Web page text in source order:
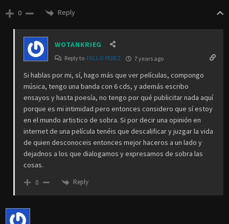
0 Reply
WOTANKRIEG
Reply to FALLO PEREZ 7 years ago
Si hablas por mi, sí, hago más que ver películas, compongo
música, tengo una banda con 6 cds, y además escribo
ensayos y hasta poesía, no tengo por qué publicitar nada aquí
porque es mi intimidad pero entonces considero que sí estoy
en el mundo artistico de sobra. Si por decir una opinión en
internet de una película tenéis que descalificar y juzgar la vida
de quien desconoceis entonces mejor haceros a un lado y
dejadnos a los que dialogamos y expresamos de sobra las
cosas.
0 Reply